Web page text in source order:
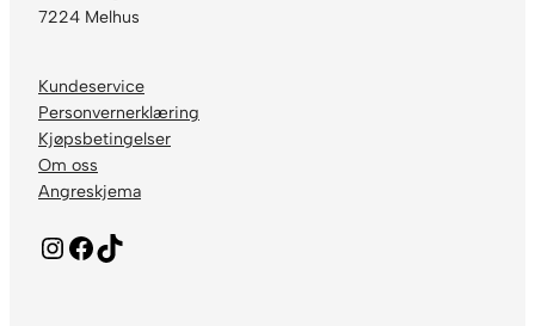
7224 Melhus
Kundeservice
Personvernerklæring
Kjøpsbetingelser
Om oss
Angreskjema
Instagram Facebook TikTok